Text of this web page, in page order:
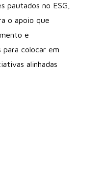
pautados no ESG,
o apoio que
e
para colocar em
alinhadas